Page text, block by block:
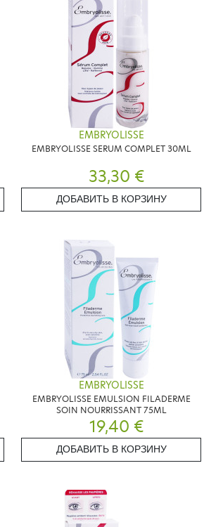
EMBRYOLISSE
EMBRYOLISSE SERUM COMPLET 30ML
33,30 €
ДОБАВИТЬ В КОРЗИНУ
EMBRYOLISSE
EMBRYOLISSE EMULSION FILADERME
SOIN NOURRISSANT 75ML
19,40 €
ДОБАВИТЬ В КОРЗИНУ